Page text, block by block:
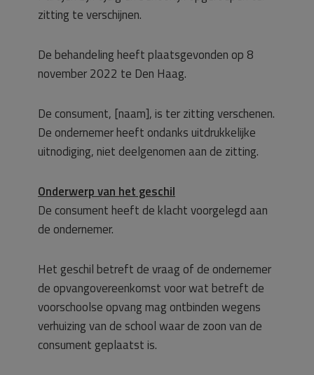
zitting te verschijnen.
De behandeling heeft plaatsgevonden op 8
november 2022 te Den Haag.
De consument, [naam], is ter zitting verschenen.
De ondernemer heeft ondanks uitdrukkelijke
uitnodiging, niet deelgenomen aan de zitting.
Onderwerp van het geschil
De consument heeft de klacht voorgelegd aan
de ondernemer.
Het geschil betreft de vraag of de ondernemer
de opvangovereenkomst voor wat betreft de
voorschoolse opvang mag ontbinden wegens
verhuizing van de school waar de zoon van de
consument geplaatst is.